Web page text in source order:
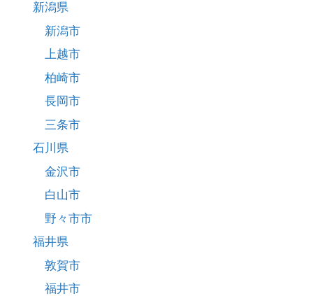
新潟県
新潟市
上越市
柏崎市
長岡市
三条市
石川県
金沢市
白山市
野々市市
福井県
敦賀市
福井市